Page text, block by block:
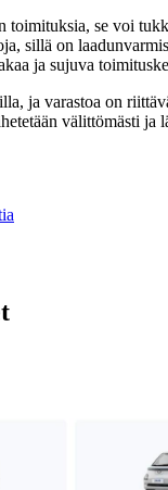
toimituksia, se voi
sillä on
ja sujuva
ja varastoa on
välittömästi ja